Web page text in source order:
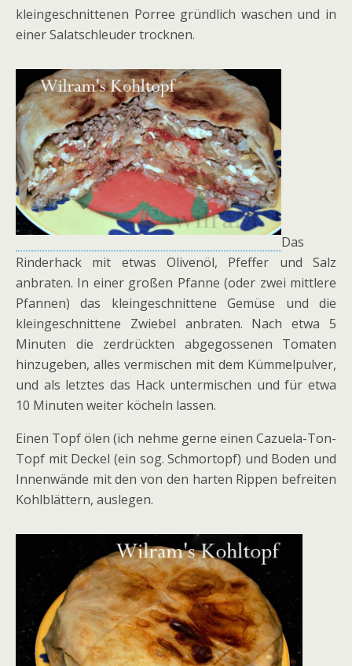
kleingeschnittenen Porree gründlich waschen und in
einer Salatschleuder trocknen.
Das
Rinderhack mit etwas Olivenöl, Pfeffer und Salz
anbraten. In einer großen Pfanne (oder zwei mittlere
Pfannen) das kleingeschnittene Gemüse und die
kleingeschnittene Zwiebel anbraten. Nach etwa 5
Minuten die zerdrückten abgegossenen Tomaten
hinzugeben, alles vermischen mit dem Kümmelpulver,
und als letztes das Hack untermischen und für etwa
10 Minuten weiter köcheln lassen.
Einen Topf ölen (ich nehme gerne einen Cazuela-Ton-
Topf mit Deckel (ein sog. Schmortopf) und Boden und
Innenwände mit den von den harten Rippen befreiten
Kohlblättern, auslegen.